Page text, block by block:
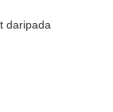
daripada